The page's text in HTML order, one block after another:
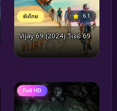
ซับไทย 6.1
Vijay 69 (2024) วีเจย์ 69
Full HD